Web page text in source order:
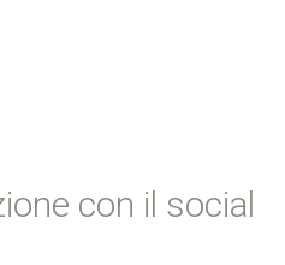
con il social